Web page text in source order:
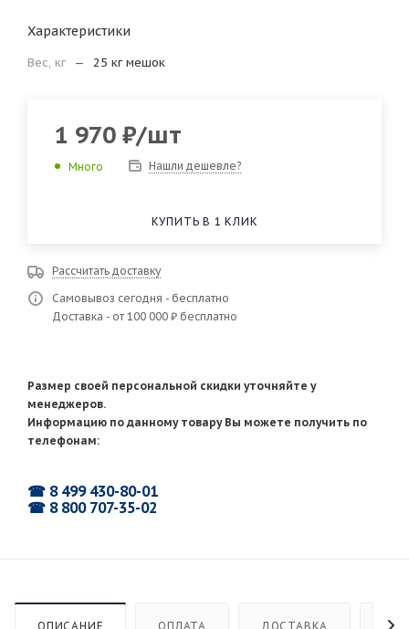
Характеристики
Вес, кг — 25 кг мешок
1 970 ₽/шт
Много Нашли дешевле?
КУПИТЬ В 1 КЛИК
Рассчитать доставку
Самовывоз сегодня - бесплатно
Доставка - от 100 000 ₽ бесплатно
Размер своей персональной скидки уточняйте у
менеджеров.
Информацию по данному товару Вы можете получить по
телефонам:
☎ 8 499 430-80-01
☎ 8 800 707-35-02
ОПИСАНИЕ ОПЛАТА ДОСТАВКА